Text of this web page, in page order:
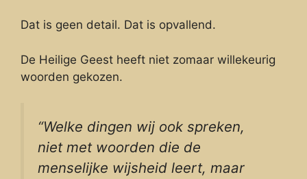
Dat is geen detail. Dat is opvallend.
De Heilige Geest heeft niet zomaar willekeurig
woorden gekozen.
“Welke dingen wij ook spreken,
niet met woorden die de
menselijke wijsheid leert, maar